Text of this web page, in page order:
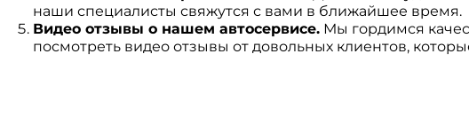
наши специалисты свяжутся с вами в ближайшее время.
Видео отзывы о нашем автосервисе.Мы гордимся
посмотреть видео отзывы от довольных клиентов,